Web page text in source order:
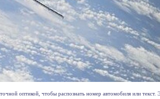
оптикой, чтобы распознать номер автомобиля или